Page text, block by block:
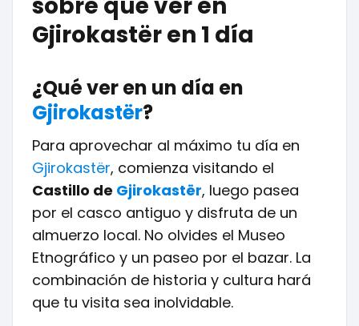
Gjirokastër en 1 día
¿Qué ver en un día en
Gjirokastër?
Para aprovechar al máximo tu día en
Gjirokastër, comienza visitando el
Castillo de Gjirokastër, luego pasea
por el casco antiguo y disfruta de un
almuerzo local. No olvides el Museo
Etnográfico y un paseo por el bazar. La
combinación de historia y cultura hará
que tu visita sea inolvidable.